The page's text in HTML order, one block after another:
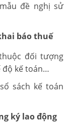
đề nghị sử
báo thuế
đối tượng
độ kế toán…
sách kế toán
ký lao động